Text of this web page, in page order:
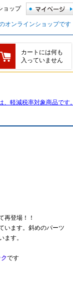
ョップ
オンラインショップです
カートには何も
入っていません
軽減税率対象商品です。
再登場！！
います。斜めのパーツ
ます。
です